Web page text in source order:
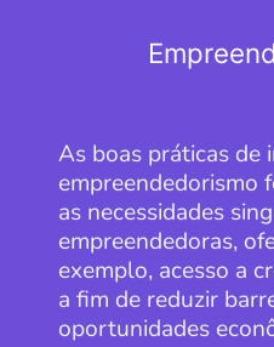
As boas práticas de
empreendedorismo
as necessidades
empreendedoras,
exemplo, acesso a
a fim de reduzir
oportunidades